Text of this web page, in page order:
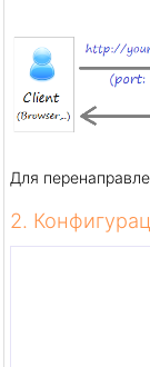
Для
2.